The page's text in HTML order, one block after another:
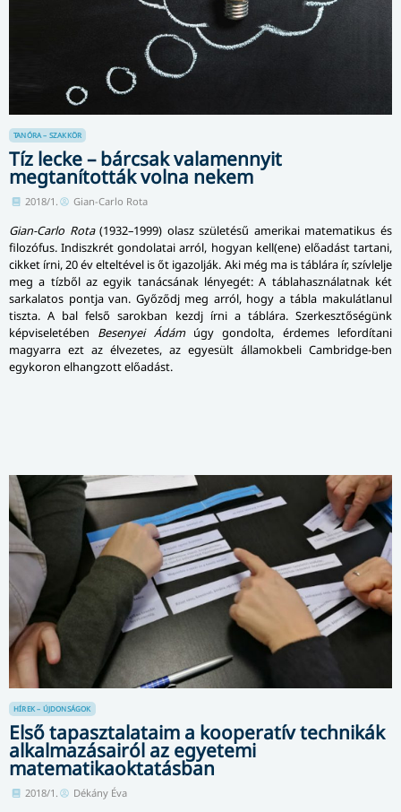
TANÓRA – SZAKKÖR
Tíz lecke – bárcsak valamennyit
megtanították volna nekem
2018/1. Gian-Carlo Rota
Gian-Carlo Rota(1932–1999) olasz születésű amerikai matematikus és
filozófus. Indiszkrét gondolatai arról, hogyan kell(ene) előadást tartani,
cikket írni, 20 év elteltével is őt igazolják. Aki még ma is táblára ír, szívlelje
meg a tízből az egyik tanácsának lényegét: A táblahasználatnak két
sarkalatos pontja van. Győződj meg arról, hogy a tábla makulátlanul
tiszta. A bal felső sarokban kezdj írni a táblára. Szerkesztőségünk
képviseletében Besenyei Ádámúgy gondolta, érdemes lefordítani
magyarra ezt az élvezetes, az egyesült államokbeli Cambridge-ben
egykoron elhangzott előadást.
HÍREK – ÚJDONSÁGOK
Első tapasztalataim a kooperatív technikák
alkalmazásairól az egyetemi
matematikaoktatásban
2018/1. Dékány Éva